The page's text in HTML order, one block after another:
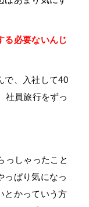
る必要ないんじ
で、入社して40
社員旅行をずっ
っしゃったこと
っぱり気になっ
とかっていう方